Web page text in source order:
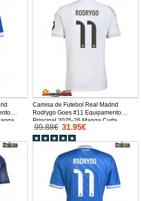
Camisa de Futebol Real Madrid
Rodrygo Goes #11 Equipamento
Principal 2025-26 Manga Curta
99.88€ 31.95€